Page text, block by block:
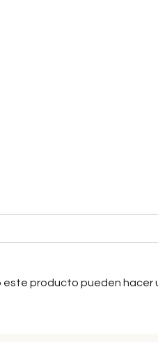
producto pueden hacer